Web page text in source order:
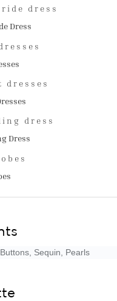
Dress
Dress
Sequin, Pearls